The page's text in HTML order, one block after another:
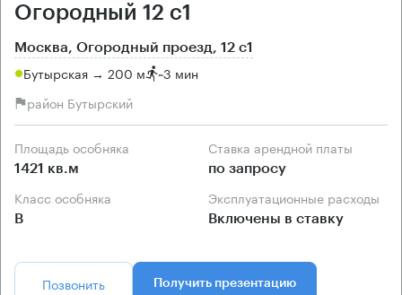
Огородный 12 с1
Москва, Огородный проезд, 12 с1
Бутырская → 200 м ~3 мин
район Бутырский
Площадь особняка
1421 кв.м
Ставка арендной платы
по запросу
Класс особняка
B
Эксплуатационные расходы
Включены в ставку
Позвонить Получить презентацию